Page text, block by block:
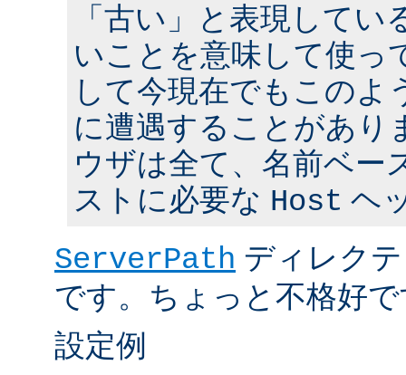
「古い」と表現してい
いことを意味して使っ
して今現在でもこのよ
に遭遇することがあり
ウザは全て、名前ベー
ストに必要な Host ヘ
ServerPath ディレク
です。ちょっと不格好
設定例